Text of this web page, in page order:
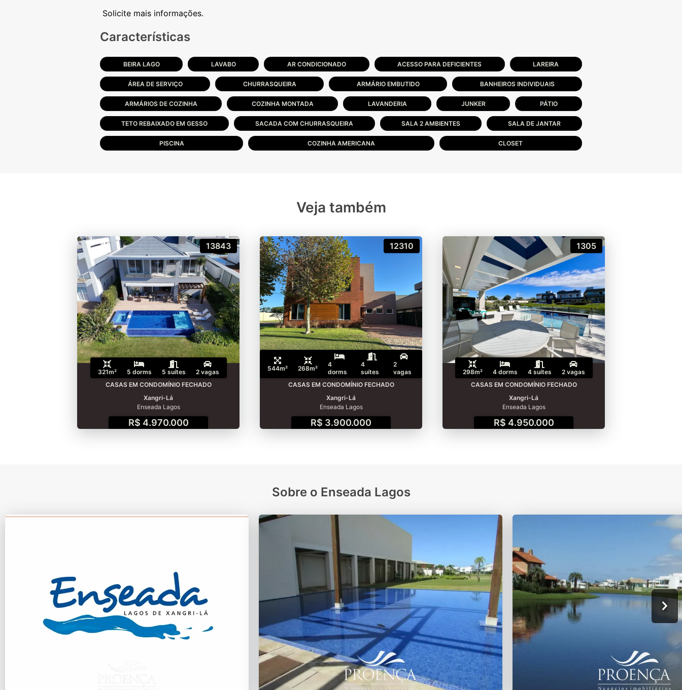
Características
BEIRA LAGO LAVABO AR CONDICIONADO ACESSO PARA DEFICIENTES LAREIRA
ÁREA DE SERVIÇO CHURRASQUEIRA ARMÁRIO EMBUTIDO BANHEIROS INDIVIDUAIS
ARMÁRIOS DE COZINHA COZINHA MONTADA LAVANDERIA JUNKER PÁTIO
TETO REBAIXADO EM GESSO SACADA COM CHURRASQUEIRA SALA 2 AMBIENTES SALA DE JANTAR
PISCINA COZINHA AMERICANA CLOSET
Veja também
13843
321m² 5 dorms 5 suítes
2 vagas
CASAS EM CONDOMÍNIO FECHADO
Xangri-Lá
Enseada Lagos
R$ 4.970.000
12310
544m² 268m²
4
dorms
4
suítes
2
vagas
CASAS EM CONDOMÍNIO FECHADO
Xangri-Lá
Enseada Lagos
R$ 3.900.000
1305
298m² 4 dorms 4 suítes
2 vagas
CASAS EM CONDOMÍNIO FECHADO
Xangri-Lá
Enseada Lagos
R$ 4.950.000
Sobre o Enseada Lagos